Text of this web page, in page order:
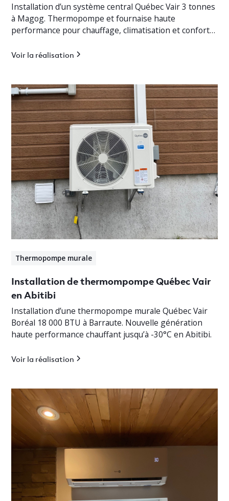
Installation d’un système central Québec Vair 3 tonnes
à Magog. Thermopompe et fournaise haute
performance pour chauffage, climatisation et confort
Voir la réalisation
Thermopompe murale
Installation de thermompompe Québec Vair
en Abitibi
Installation d’une thermopompe murale Québec Vair
Boréal 18 000 BTU à Barraute. Nouvelle génération
haute performance chauffant jusqu’à -30°C en Abitibi.
Voir la réalisation